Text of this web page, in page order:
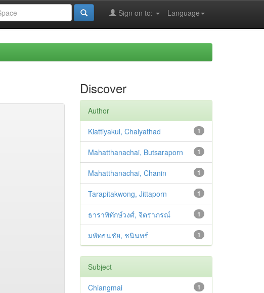
Language
Sign on to:
Discover
Author
1
Kiattiyakul, Chaiyathad
1
Mahatthanachai, Butsaraporn
1
Mahatthanachai, Chanin
1
Tarapitakwong, Jittaporn
1
ธาราพิทักษ์วงศ์, จิตราภรณ์
1
มหัทธนชัย, ชนินทร์
Subject
1
Chiangmai